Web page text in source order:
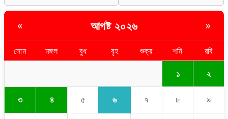
« আগষ্ট ২০২৬ »
সোম মঙ্গল বুধ বৃহ শুক্র শনি রবি
১ ২
৩ ৪ ৫ ৬ ৭ ৮ ৯